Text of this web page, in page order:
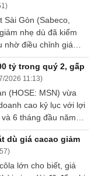
)
Gòn (Sabeco,
nhẹ dù đã kiểm
nhờ điều chỉnh giá
khá mạnh so với
tỷ trong quý 2, gấp
2026 11:13)
(HOSE: MSN) vừa
cao kỷ lục với lợi
6 tháng đầu năm
tỷ đồng và 5,773 tỷ
lần và 2.2 lần cùng
dù giá cacao giảm
)
lớn cho biết, giá